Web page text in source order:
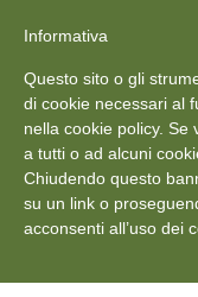
+39 011 18867102
Aceper
Vedi: Protezione
Informativa
Questo sito o gli
di cookie necessari al
nella cookie policy. Se
a tutti o ad alcuni
Chiudendo questo
su un link o
acconsenti all’uso dei